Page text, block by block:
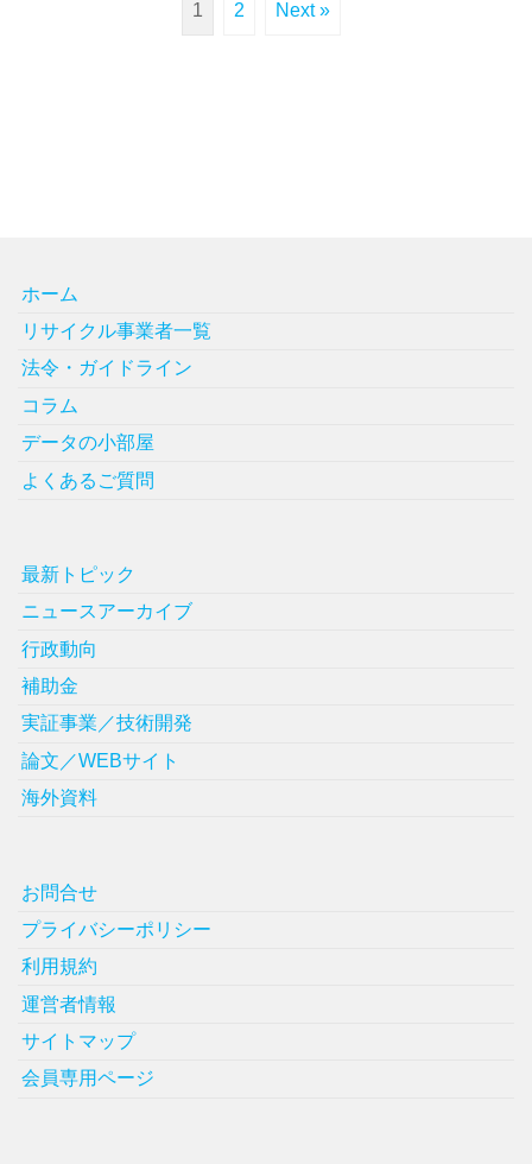
1 2 Next »
ホーム
リサイクル事業者一覧
法令・ガイドライン
コラム
データの小部屋
よくあるご質問
最新トピック
ニュースアーカイブ
行政動向
補助金
実証事業／技術開発
論文／WEBサイト
海外資料
お問合せ
プライバシーポリシー
利用規約
運営者情報
サイトマップ
会員専用ページ